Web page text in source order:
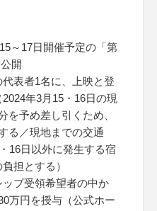
～17日開催予定の「第
開
表者1名に、上映と登
年3月15・16日の現
を予め差し引くため、
る／現地までの交通
16日以外に発生する宿
担とする）
プ受領希望者の中か
万円を授与（公式ホー